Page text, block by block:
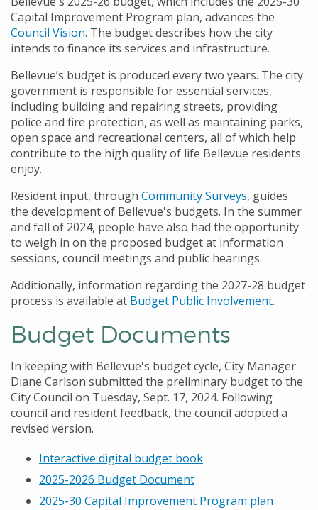
Capital Improvement Program plan, advances the
Council Vision. The budget describes how the city
intends to finance its services and infrastructure.
Bellevue’s budget is produced every two years. The city
government is responsible for essential services,
including building and repairing streets, providing
police and fire protection, as well as maintaining parks,
open space and recreational centers, all of which help
contribute to the high quality of life Bellevue residents
enjoy.
Resident input, through Community Surveys, guides
the development of Bellevue's budgets. In the summer
and fall of 2024, people have also had the opportunity
to weigh in on the proposed budget at information
sessions, council meetings and public hearings.
Additionally, information regarding the 2027-28 budget
process is available at Budget Public Involvement.
Budget Documents
In keeping with Bellevue's budget cycle, City Manager
Diane Carlson submitted the preliminary budget to the
City Council on Tuesday, Sept. 17, 2024. Following
council and resident feedback, the council adopted a
revised version.
Interactive digital budget book
2025-2026 Budget Document
2025-30 Capital Improvement Program plan